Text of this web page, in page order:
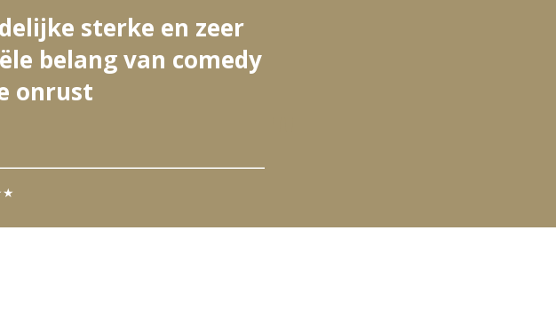
sterke en zeer
belang van comedy
onrust